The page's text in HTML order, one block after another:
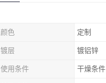
颜色 定制
镀层 镀铝锌
使用条件 干燥条件